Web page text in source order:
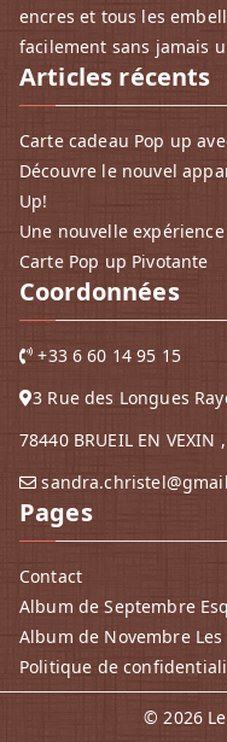
encres et tous les
facilement sans jamais
Articles récents
Carte cadeau Pop up
Découvre le nouvel
Up!
Une nouvelle
Carte Pop up Pivotante
Coordonnées
+33 6 60 14 95 15
3 Rue des Longues
78440 BRUEIL EN VEXIN
Pages
Contact
Album de Septembre
Album de Novembre
Politique de
© 2026